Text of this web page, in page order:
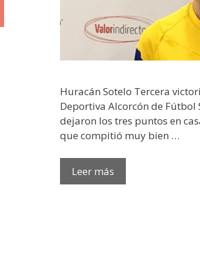
Huracán Sotelo Tercera
Deportiva Alcorcón de Fútbol
dejaron los tres puntos en
que compitió muy bien …
Leer más